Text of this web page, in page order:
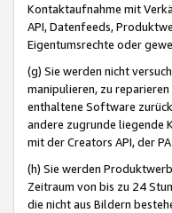
Kontaktaufnahme mit
API, Datenfeeds,
Eigentumsrechte oder
(g) Sie werden nicht
manipulieren, zu
enthaltene Software
andere zugrunde liegende
mit der Creators API, der
(h) Sie werden
Zeitraum von bis zu 24
die nicht aus Bildern